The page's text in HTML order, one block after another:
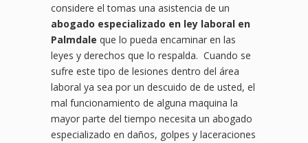
considere el tomas una asistencia de un
abogado especializado en ley laboral en
Palmdale que lo pueda encaminar en las
leyes y derechos que lo respalda. Cuando se
sufre este tipo de lesiones dentro del área
laboral ya sea por un descuido de de usted, el
mal funcionamiento de alguna maquina la
mayor parte del tiempo necesita un abogado
especializado en daños, golpes y laceraciones